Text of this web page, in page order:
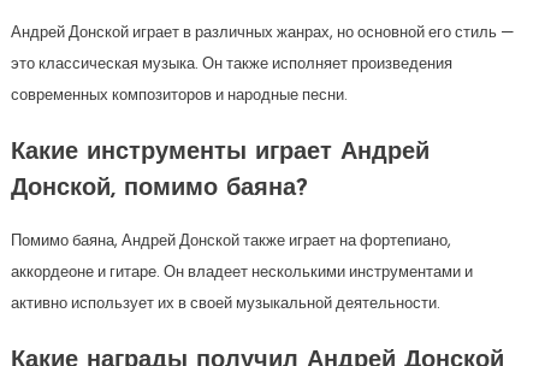
Андрей Донской играет в различных жанрах, но основной его стиль —
это классическая музыка. Он также исполняет произведения
современных композиторов и народные песни.
Какие инструменты играет Андрей
Донской, помимо баяна?
Помимо баяна, Андрей Донской также играет на фортепиано,
аккордеоне и гитаре. Он владеет несколькими инструментами и
активно использует их в своей музыкальной деятельности.
Какие награды получил Андрей Донской